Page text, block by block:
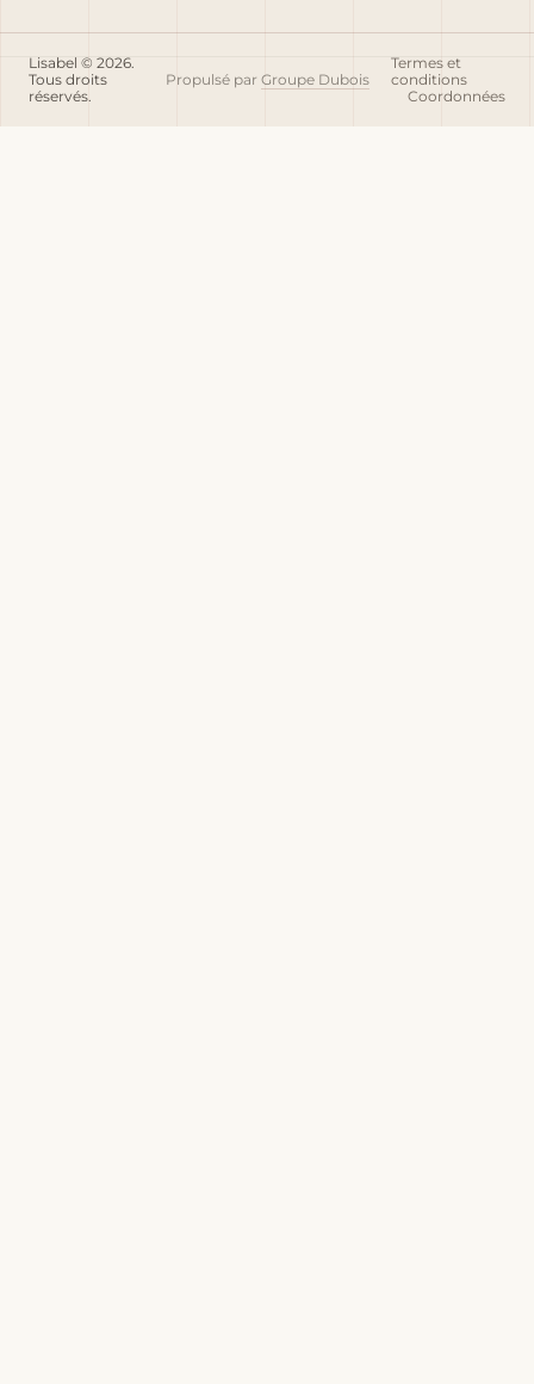
Lisabel © 2026.
Tous droits
réservés.
Propulsé par Groupe Dubois
Termes et
conditions
Coordonnées